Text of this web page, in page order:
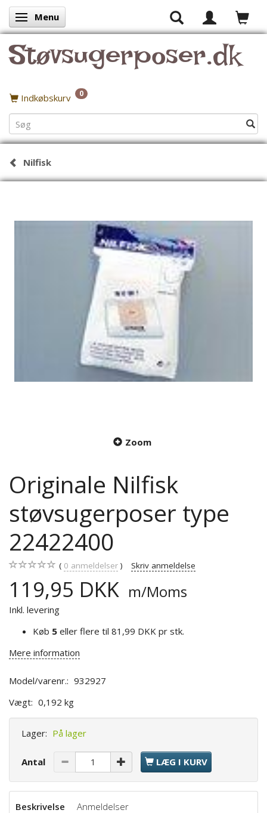
Skifte navigation
Menu
Støvsugerposer.dk
Indkøbskurv 0
Nilfisk
Zoom
Originale Nilfisk
støvsugerposer type
22422400
0 anmeldelser Skriv anmeldelse
119,95 DKK m/Moms
Inkl. levering
Køb 5 eller flere til 81,99 DKK pr stk.
Mere information
Model/varenr.: 932927
Vægt: 0,192 kg
Lager: På lager
Antal LÆG I KURV
Beskrivelse Anmeldelser